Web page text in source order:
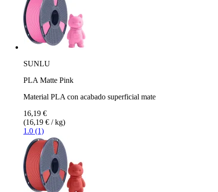
SUNLU
PLA Matte Pink
Material PLA con acabado superficial mate
16,19 €
(16,19 € / kg)
1.0 (1)